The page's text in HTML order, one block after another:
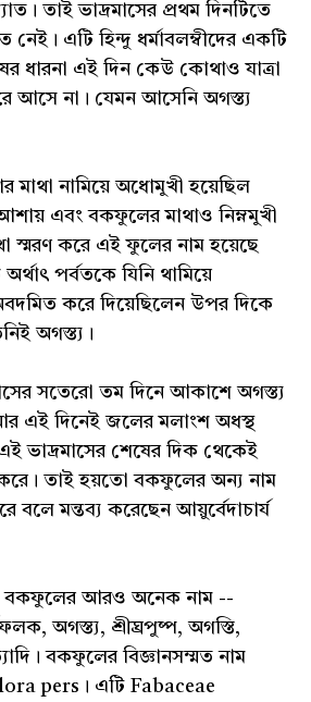
তাই ভাদ্রমাসের প্রথম দিনটিতে
নেই। এটি হিন্দু ধর্মাবলম্বীদের একটি
ধারনা এই দিন কেউ কোথাও যাত্রা
আসে না। যেমন আসেনি অগস্ত্য
মাথা নামিয়ে অধোমুখী হয়েছিল
এবং বকফুলের মাথাও নিম্নমুখী
স্মরণ করে এই ফুলের নাম হয়েছে
পর্বতকে যিনি থামিয়ে
করে দিয়েছিলেন উপর দিকে
অগস্ত্য।
সতেরো তম দিনে আকাশে অগস্ত্য
এই দিনেই জলের মলাংশ অধস্থ
ভাদ্রমাসের শেষের দিক থেকেই
তাই হয়তো বকফুলের অন্য নাম
বলে মন্তব্য করেছেন আয়ুর্বেদাচার্য
বকফুলের আরও অনেক নাম --
অগস্ত্য, শ্রীঘ্রপুষ্প, অগস্তি,
বকফুলের বিজ্ঞানসম্মত নাম
pers। এটি Fabaceae